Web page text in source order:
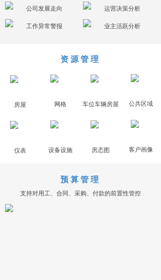
业主活跃分析
工作异常警报
公司发展走向 运营决策分析
仪表 设备设施
车位车辆房屋 公共区域
网格
资源管理
房屋
房态图 客户画像
预算管理
支持对用工、合同、采购、付款的前置性管控